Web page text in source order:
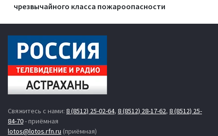
чрезвычайного класса пожароопасности
Свяжитесь с нами: 8 (8512) 25-02-64, 8 (8512) 28-17-62, 8 (8512) 25-
84-70- приёмная
lotos@lotos.rfn.ru (приёмная)